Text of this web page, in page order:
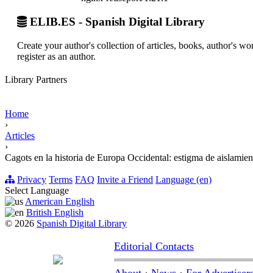
ELIB.ES - Spanish Digital Library
Create your author's collection of articles, books, author's
register as an author.
Library Partners
Home
›
Articles
›
Cagots en la historia de Europa Occidental: estigma de
Privacy Terms FAQ Invite a Friend Language (en)
Select Language
American English
British English
© 2026 Spanish Digital Library
Editorial Contacts